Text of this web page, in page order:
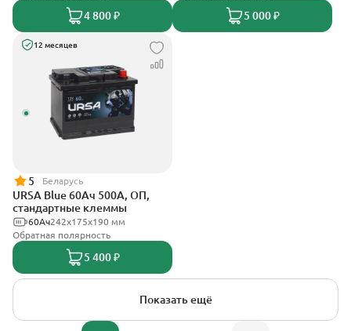
4 800 ₽ 5 000 ₽
12 месяцев
5 Беларусь
URSA Blue 60Ач 500А, ОП,
стандартные клеммы
242х175х190 мм
60Ач
Обратная полярность
5 400 ₽
Показать ещё